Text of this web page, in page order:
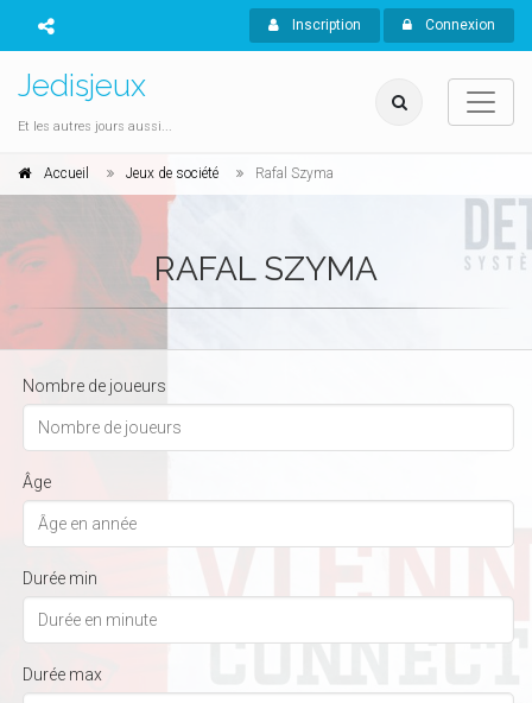
Inscription Connexion
Jedisjeux
Et les autres jours aussi...
Accueil Jeux de société Rafal Szyma
RAFAL SZYMA
Nombre de joueurs
Âge
Durée min
Durée max